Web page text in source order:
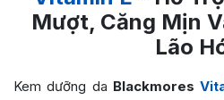
Mượt, Căng Mịn
Lão
Kem dưỡng da Blackmores